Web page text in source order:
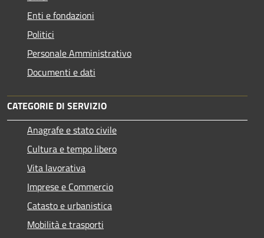
Enti e fondazioni
Politici
Personale Amministrativo
Documenti e dati
CATEGORIE DI SERVIZIO
Anagrafe e stato civile
Cultura e tempo libero
Vita lavorativa
Imprese e Commercio
Catasto e urbanistica
Mobilità e trasporti